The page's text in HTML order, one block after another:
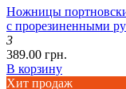
Ножницы
с прорезиненными
3
389.00 грн.
В корзину
Хит продаж